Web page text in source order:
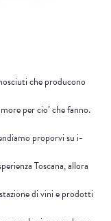
che producono
per cio’ che fanno.
proporvi su i-
Toscana, allora
di vini e prodotti